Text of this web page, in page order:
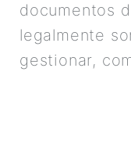
documentos
legalmente
gestionar,